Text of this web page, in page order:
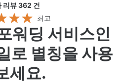
리뷰 362 건
최고
워딩 서비스인
로 별칭을 사용
세요.